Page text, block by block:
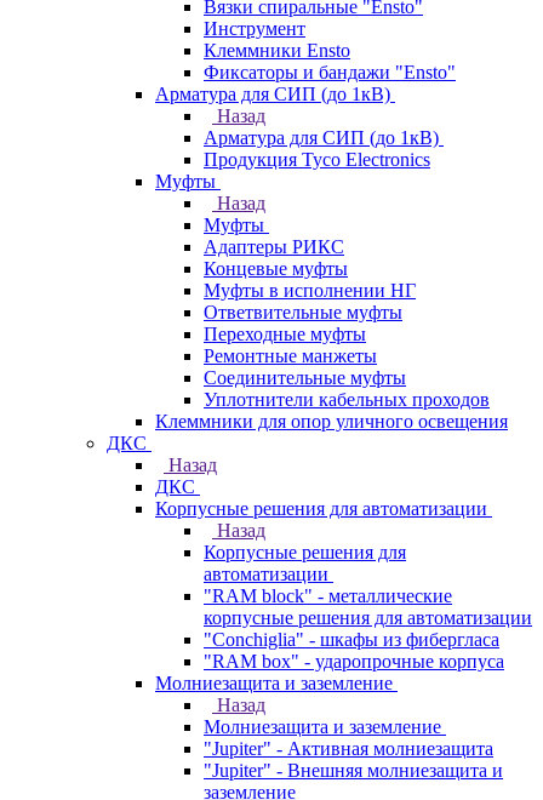
Вязки спиральные "Ensto"
Инструмент
Клеммники Ensto
Фиксаторы и бандажи "Ensto"
Арматура для СИП (до 1кВ)
Назад
Арматура для СИП (до 1кВ)
Продукция Tyco Electronics
Муфты
Назад
Муфты
Адаптеры РИКС
Концевые муфты
Муфты в исполнении НГ
Ответвительные муфты
Переходные муфты
Ремонтные манжеты
Соединительные муфты
Уплотнители кабельных проходов
Клеммники для опор уличного освещения
ДКС
Назад
ДКС
Корпусные решения для автоматизации
Назад
Корпусные решения для
автоматизации
"RAM block" - металлические
корпусные решения для автоматизации
"Conchiglia" - шкафы из фибергласа
"RAM box" - ударопрочные корпуса
Молниезащита и заземление
Назад
Молниезащита и заземление
"Jupiter" - Активная молниезащита
"Jupiter" - Внешняя молниезащита и
заземление